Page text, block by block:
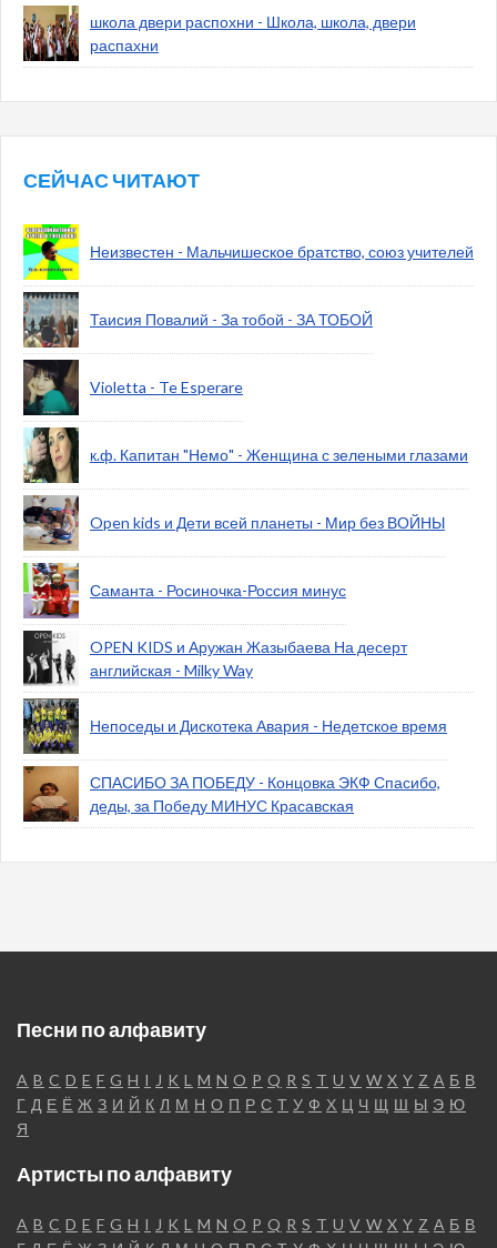
школа двери распохни - Школа, школа, двери
распахни
СЕЙЧАС ЧИТАЮТ
Неизвестен - Мальчишеское братство, союз учителей
Таисия Повалий - За тобой - ЗА ТОБОЙ
Violetta - Te Esperare
к.ф. Капитан "Немо" - Женщина с зелеными глазами
Open kids и Дети всей планеты - Мир без ВОЙНЫ
Саманта - Росиночка-Россия минус
OPEN KIDS и Аружан Жазыбаева На десерт
английская - Milky Way
Непоседы и Дискотека Авария - Недетское время
СПАСИБО ЗА ПОБЕДУ - Концовка ЭКФ Спасибо,
деды, за Победу МИНУС Красавская
Песни по алфавиту
A B C D E F G H I J K L M N O P Q R S T U V W X Y Z А Б В
Г Д Е Ё Ж З И Й К Л М Н О П Р С Т У Ф Х Ц Ч Щ Ш Ы Э Ю
Я
Артисты по алфавиту
A B C D E F G H I J K L M N O P Q R S T U V W X Y Z А Б В